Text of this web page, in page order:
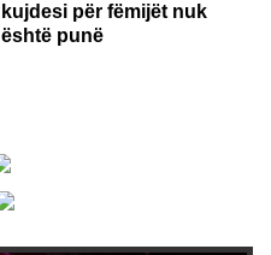
kujdesi për fëmijët nuk
është punë